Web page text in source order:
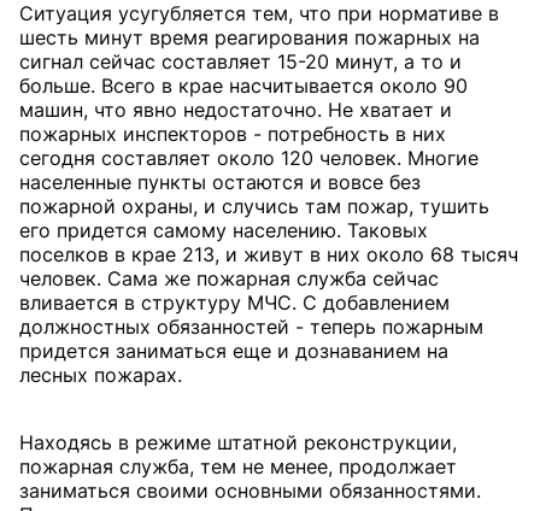
Ситуация усугубляется тем, что при нормативе в
шесть минут время реагирования пожарных на
сигнал сейчас составляет 15-20 минут, а то и
больше. Всего в крае насчитывается около 90
машин, что явно недостаточно. Не хватает и
пожарных инспекторов - потребность в них
сегодня составляет около 120 человек. Многие
населенные пункты остаются и вовсе без
пожарной охраны, и случись там пожар, тушить
его придется самому населению. Таковых
поселков в крае 213, и живут в них около 68 тысяч
человек. Сама же пожарная служба сейчас
вливается в структуру МЧС. С добавлением
должностных обязанностей - теперь пожарным
придется заниматься еще и дознаванием на
лесных пожарах.
Находясь в режиме штатной реконструкции,
пожарная служба, тем не менее, продолжает
заниматься своими основными обязанностями.